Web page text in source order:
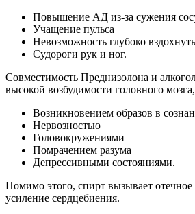
Повышение АД из-за сужения
Учащение пульса
Невозможность глубоко вздохнуть
Судороги рук и ног.
Совместимость Преднизолона и
высокой возбудимости головного
Возникновением образов в
Нервозностью
Головокружениями
Помрачением разума
Депрессивными состояниями.
Помимо этого, спирт вызывает отечное
усиление сердцебиения.